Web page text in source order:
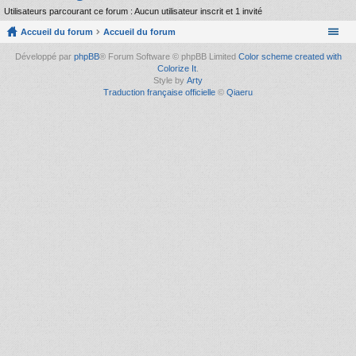
Utilisateurs parcourant ce forum : Aucun utilisateur inscrit et 1 invité
Accueil du forum Accueil du forum
Développé par phpBB® Forum Software © phpBB Limited Color scheme created with
Colorize It.
Style by Arty
Traduction française officielle © Qiaeru